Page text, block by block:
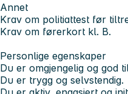
Annet
Krav om politiattest før
Krav om førerkort kl. B.
Personlige egenskaper
Du er omgjengelig og god
Du er trygg og selvstendig.